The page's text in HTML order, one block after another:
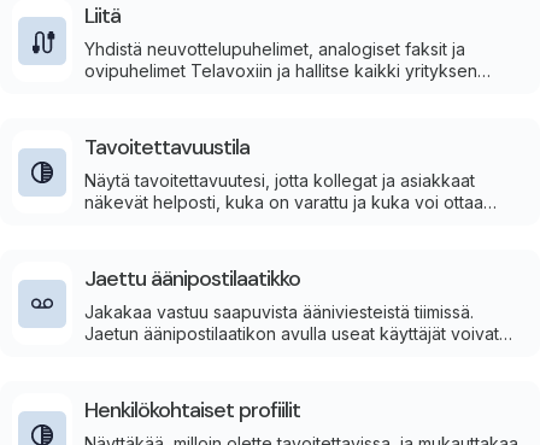
Liitä
Yhdistä neuvottelupuhelimet, analogiset faksit ja
ovipuhelimet Telavoxiin ja hallitse kaikki yrityksen
Tavoitettavuustila
Näytä tavoitettavuutesi, jotta kollegat ja asiakkaat
näkevät helposti, kuka on varattu ja kuka voi ottaa
Jaettu äänipostilaatikko
Jakakaa vastuu saapuvista ääniviesteistä tiimissä.
Jaetun äänipostilaatikon avulla useat käyttäjät voivat
Henkilökohtaiset profiilit